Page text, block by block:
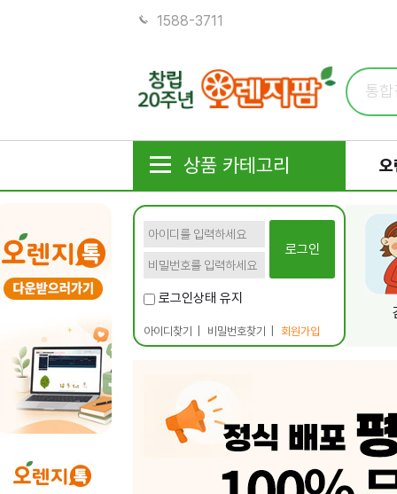
1588-3711
상품 카테고리 오
로그인
로그인상태 유지
아이디찾기 비밀번호찾기 회원가입